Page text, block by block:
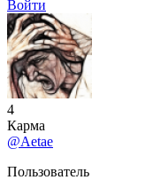
Войти
4
Карма
@Aetae
Пользователь